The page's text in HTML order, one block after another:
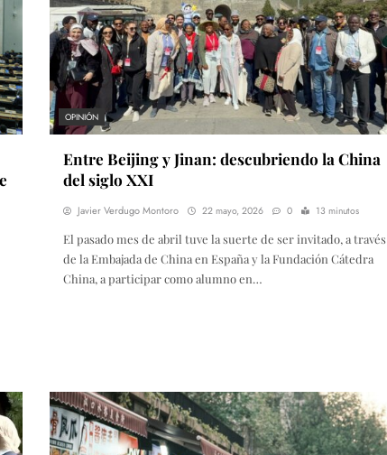
OPINIÓN
Entre Beijing y Jinan: descubriendo la China
del siglo XXI
Javier Verdugo Montoro 22 mayo, 2026 0 13 minutos
El pasado mes de abril tuve la suerte de ser invitado, a través
de la Embajada de China en España y la Fundación Cátedra
China, a participar como alumno en…